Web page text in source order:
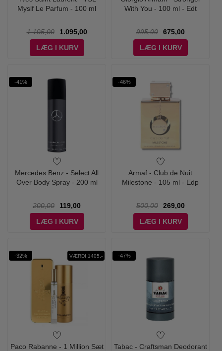
Myslf Le Parfum - 100 ml
1.195,00
1.095,00
LÆG I KURV
With You - 100 ml - Edt
995,00
675,00
LÆG I KURV
-41%
Mercedes Benz - Select All
Over Body Spray - 200 ml
200,00
119,00
LÆG I KURV
-46%
Armaf - Club de Nuit
Milestone - 105 ml - Edp
500,00
269,00
LÆG I KURV
-32% VÆRDI 1405,-
Paco Rabanne - 1 Million Sæt
-47%
Tabac - Craftsman Deodorant